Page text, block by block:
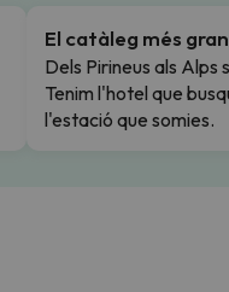
El catàleg més gran
Dels Pirineus als Alps
Tenim l'hotel que
l'estació que somies.